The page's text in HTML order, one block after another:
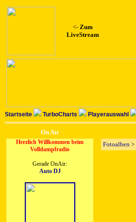
<- Zum
LiveStream
Startseite TurboCharts Playerauswahl
On Air
Herzlich Willkommen beim
Volldampfradio
Gerade OnAir:
Auto DJ
Fotoalben >